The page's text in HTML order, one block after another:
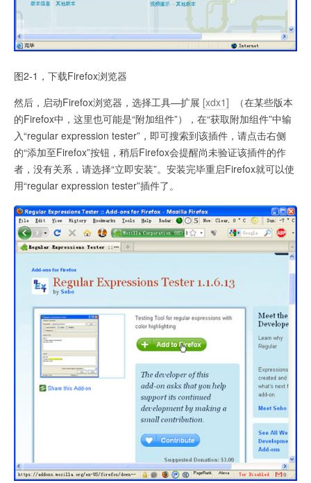
图2-1，下载Firefox浏览器
然后，启动Firefox浏览器，选择工具—扩展 [xdx1]
（在某些版本
的Firefox中，这里也可能是“附加组件”），在“获取附加组件”中输
入“regular expression tester”，即可搜索到该插件，请点击右侧
的“添加至Firefox”按钮，稍后Firefox会提醒尚未验证该插件的作
者，没有关系，请选择“立即安装”。安装完毕重启Firefox就可以使
用“regular expression tester”插件了。